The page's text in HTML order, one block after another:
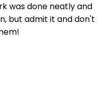
was done neatly and
but admit it and don't